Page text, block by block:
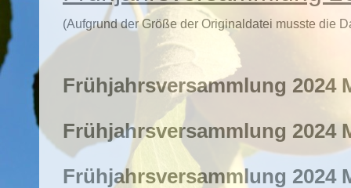
(Aufgrund der Größe der Originaldatei musste die
Frühjahrsversammlung 2024
Frühjahrsversammlung 2024
Frühjahrsversammlung 2024